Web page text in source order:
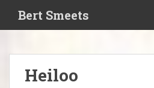
i
Bert Smeets
Heiloo